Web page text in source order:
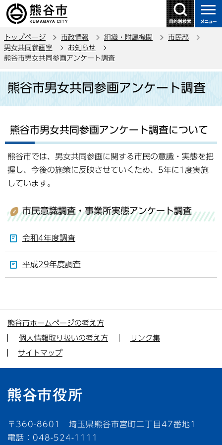
の
ー
ジ
で
トップページ 市政情報 組織・附属機関
市民部
男女共同参画室
お知らせ
熊谷市男女共同参画アンケート調査
ら
熊谷市男女共同参画アンケート調査
熊谷市男女共同参画アンケート調査について
熊谷市では、男女共同参画に関する市民の意識・実態を把
握し、今後の施策に反映させていくため、5年に1度実施
しています。
市民意識調査・事業所実態アンケート調査
令和4年度調査
平成29年度調査
熊谷市ホームページの考え方
個人情報取り扱いの考え方
リンク集
サイトマップ
〒360-8601 埼玉県熊谷市宮町二丁目47番地1
電話：048-524-1111